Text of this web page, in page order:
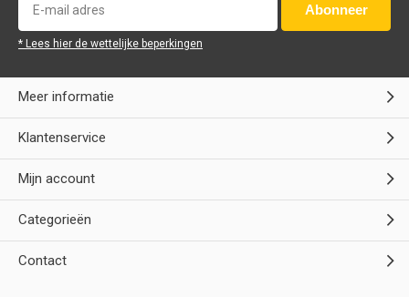
Abonneer
* Lees hier de wettelijke beperkingen
Meer informatie
Klantenservice
Mijn account
Categorieën
Contact